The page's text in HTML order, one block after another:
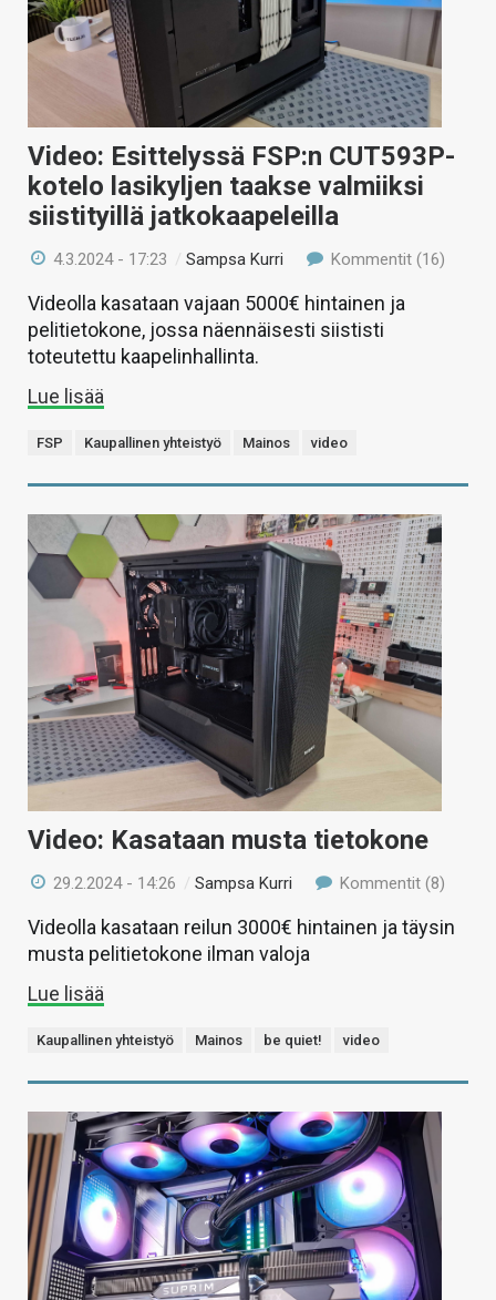
Video: Esittelyssä FSP:n CUT593P-
kotelo lasikyljen taakse valmiiksi
siistityillä jatkokaapeleilla
4.3.2024 - 17:23 /Sampsa Kurri Kommentit (16)
Videolla kasataan vajaan 5000€ hintainen ja
pelitietokone, jossa näennäisesti siististi
toteutettu kaapelinhallinta.
Lue lisää
FSP Kaupallinen yhteistyö Mainos video
Video: Kasataan musta tietokone
29.2.2024 - 14:26 /Sampsa Kurri Kommentit (8)
Videolla kasataan reilun 3000€ hintainen ja täysin
musta pelitietokone ilman valoja
Lue lisää
Kaupallinen yhteistyö Mainos be quiet! video